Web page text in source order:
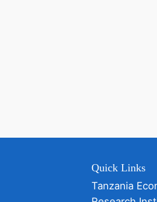
Quick Links
Tanzania